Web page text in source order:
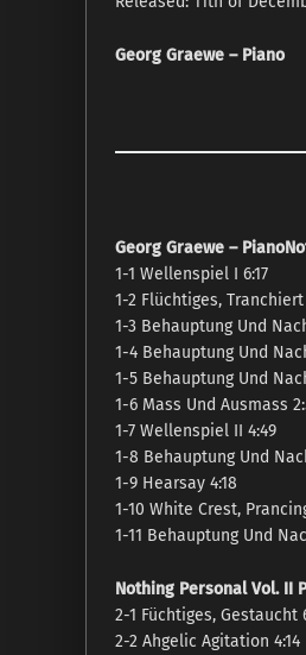
Georg Graewe – Piano
Georg Graewe – Piano
1-1 Wellenspiel I 6:17
1-2 Flüchtiges, Tranchiert
1-3 Behauptung Und
1-4 Behauptung Und
1-5 Behauptung Und
1-6 Mass Und Ausmass
1-7 Wellenspiel II 4:49
1-8 Behauptung Und
1-9 Hearsay 4:18
1-10 White Crest,
1-11 Behauptung Und
Nothing Personal Vol. II
2-1 Füchtiges, Gestaucht
2-2 Ahgelic Agitation 4:14